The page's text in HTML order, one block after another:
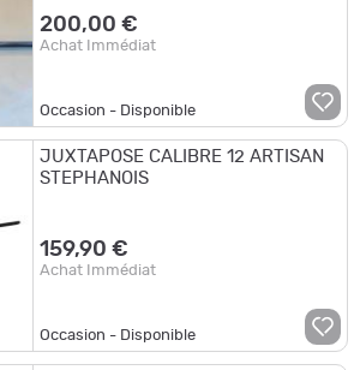
200,00 €
Achat Immédiat
Occasion - Disponible
JUXTAPOSE CALIBRE 12 ARTISAN
STEPHANOIS
159,90 €
Achat Immédiat
Occasion - Disponible